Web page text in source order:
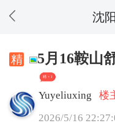
沈
5月16鞍山
精 + 1
Yuyeliuxing
楼
2026/5/16